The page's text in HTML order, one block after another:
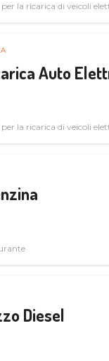
la ricarica di veicoli
Auto
la ricarica di veicoli
Diesel